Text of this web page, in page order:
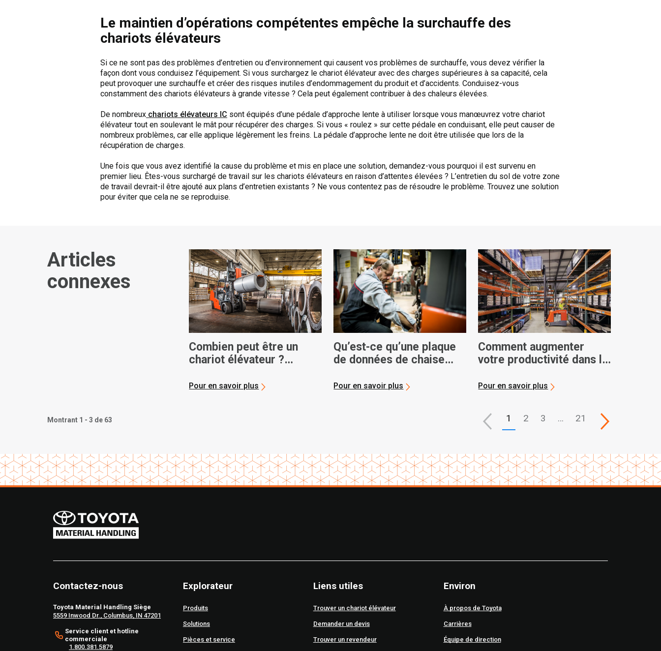
Le maintien d’opérations compétentes empêche la surchauffe des
chariots élévateurs
Si ce ne sont pas des problèmes d’entretien ou d’environnement qui causent vos problèmes de surchauffe, vous devez vérifier la
façon dont vous conduisez l’équipement. Si vous surchargez le chariot élévateur avec des charges supérieures à sa capacité, cela
peut provoquer une surchauffe et créer des risques inutiles d’endommagement du produit et d’accidents. Conduisez-vous
constamment des chariots élévateurs à grande vitesse ? Cela peut également contribuer à des chaleurs élevées.
De nombreux chariots élévateurs IC sont équipés d’une pédale d’approche lente à utiliser lorsque vous manœuvrez votre chariot
élévateur tout en soulevant le mât pour récupérer des charges. Si vous « roulez » sur cette pédale en conduisant, elle peut causer de
nombreux problèmes, car elle applique légèrement les freins. La pédale d’approche lente ne doit être utilisée que lors de la
récupération de charges.
Une fois que vous avez identifié la cause du problème et mis en place une solution, demandez-vous pourquoi il est survenu en
premier lieu. Êtes-vous surchargé de travail sur les chariots élévateurs en raison d’attentes élevées ? L’entretien du sol de votre zone
de travail devrait-il être ajouté aux plans d’entretien existants ? Ne vous contentez pas de résoudre le problème. Trouvez une solution
pour éviter que cela ne se reproduise.
Articles
connexes
Combien peut être un
chariot élévateur ?
maximales
Pour en savoir plus
Qu’est-ce qu’une plaque
de données de chaise
lire ?
Pour en savoir plus
Comment augmenter
votre productivité dans la
matériaux
Pour en savoir plus
Montrant 1 - 3 de 63 1 2 3 … 21
Contactez-nous
Toyota Material Handling Siège
5559 Inwood Dr., Columbus, IN 47201
Service client et hotline
commerciale
1.800.381.5879
Explorateur
Produits
Solutions
Pièces et service
Liens utiles
Trouver un chariot élévateur
Demander un devis
Trouver un revendeur
Environ
À propos de Toyota
Carrières
Équipe de direction